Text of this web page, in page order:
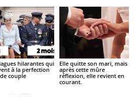
hilarantes qui
à la perfection
couple
Elle quitte son mari, mais
après cette mûre
réflexion, elle revient en
courant.